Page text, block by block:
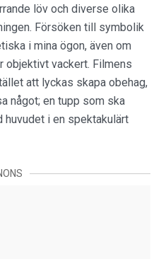
löv och diverse olika
Försöken till symbolik
i mina ögon, även om
objektivt vackert. Filmens
att lyckas skapa obehag,
något; en tupp som ska
i en spektakulärt